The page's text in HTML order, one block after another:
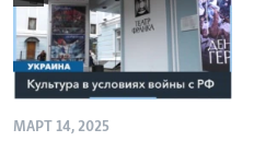
МАРТ 14, 2025